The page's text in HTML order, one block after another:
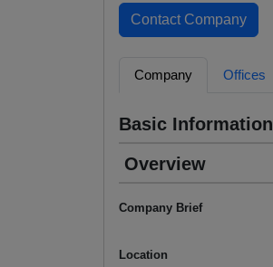
Company Offices
Basic Information
Overview
Company Brief
Location